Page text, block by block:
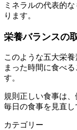
ミネラルの代表的
ります。
栄養バランスの
このような五大栄
まった時間に食べ
す。
規則正しい食事は
毎日の食事を見直し
カテゴリー